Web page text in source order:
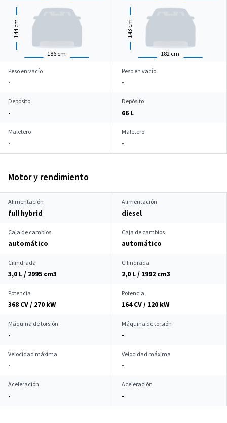
186 cm
144
cm
182 cm
143
cm
Peso en vacío
-
Peso en vacío
-
Depósito
-
Depósito
66 L
Maletero
-
Maletero
-
Motor y rendimiento
Alimentación
full hybrid
Alimentación
diesel
Caja de cambios
automático
Caja de cambios
automático
Cilindrada
3,0 L / 2995 cm3
Cilindrada
2,0 L / 1992 cm3
Potencia
368 CV / 270 kW
Potencia
164 CV / 120 kW
Máquina de torsión
-
Máquina de torsión
-
Velocidad máxima
-
Velocidad máxima
-
Aceleración
-
Aceleración
-